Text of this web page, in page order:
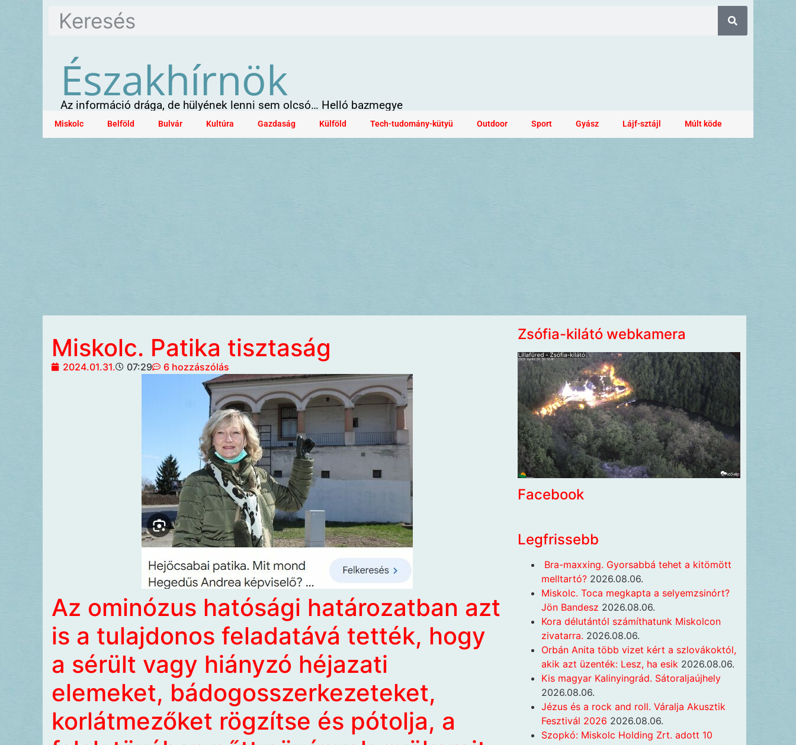
Északhírnök
Az információ drága, de hülyének lenni sem olcsó… Helló bazmegye
Miskolc Belföld Bulvár Kultúra Gazdaság Külföld Tech-tudomány-kütyü Outdoor Sport Gyász Lájf-sztájl Múlt köde
Miskolc. Patika tisztaság
2024.01.31. 07:29 6 hozzászólás
Az ominózus hatósági határozatban azt
is a tulajdonos feladatává tették, hogy
a sérült vagy hiányzó héjazati
elemeket, bádogosszerkezeteket,
korlátmezőket rögzítse és pótolja, a
Zsófia-kilátó webkamera
Facebook
Legfrissebb
Bra-maxxing. Gyorsabbá tehet a kitömött
melltartó? 2026.08.06.
Miskolc. Toca megkapta a selyemzsinórt?
Jön Bandesz 2026.08.06.
Kora délutántól számíthatunk Miskolcon
zivatarra. 2026.08.06.
Orbán Anita több vizet kért a szlovákoktól,
akik azt üzenték: Lesz, ha esik 2026.08.06.
Kis magyar Kalinyingrád. Sátoraljaújhely
2026.08.06.
Jézus és a rock and roll. Váralja Akusztik
Fesztivál 2026 2026.08.06.
Szopkó: Miskolc Holding Zrt. adott 10